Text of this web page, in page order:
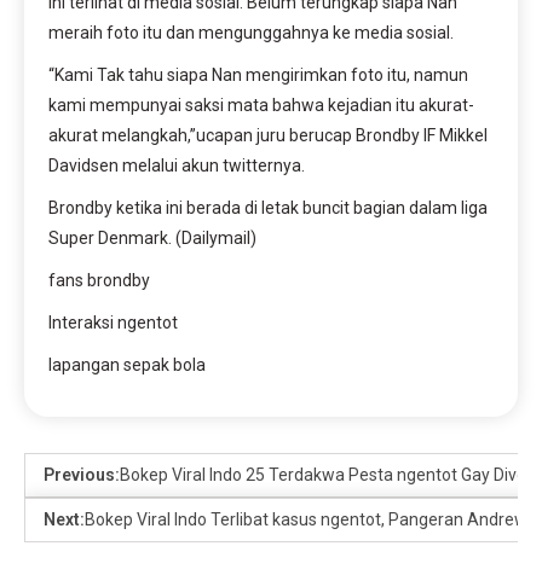
meraih foto itu dan mengunggahnya ke media sosial.
“Kami Tak tahu siapa Nan mengirimkan foto itu, namun
kami mempunyai saksi mata bahwa kejadian itu akurat-
akurat melangkah,”ucapan juru berucap Brondby IF Mikkel
Davidsen melalui akun twitternya.
Brondby ketika ini berada di letak buncit bagian dalam liga
Super Denmark. (Dailymail)
fans brondby
Interaksi ngentot
lapangan sepak bola
Previous:Bokep Viral Indo 25 Terdakwa Pesta ngentot Gay
Next:Bokep Viral Indo Terlibat kasus ngentot, Pangeran Andrew